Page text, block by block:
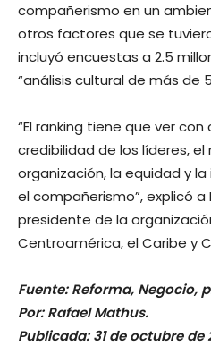
compañerismo en un
otros factores que se
incluyó encuestas a 2.5
“análisis cultural de más de
“El ranking tiene que ver
credibilidad de los líderes,
organización, la equidad y
el compañerismo”, explicó a
presidente de la
Centroamérica, el Caribe y
Fuente: Reforma, Negocio,
Por: Rafael Mathus.
Publicada: 31 de octubre de